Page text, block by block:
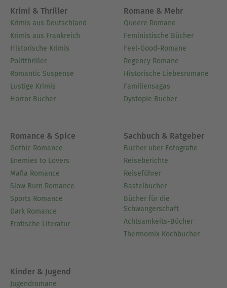
Krimi & Thriller
Krimis aus Deutschland
Krimis aus Frankreich
Historische Krimis
Politthriller
Romantic Suspense
Lustige Krimis
Horror Bücher
Romane & Mehr
Queere Romane
Feministische Bücher
Feel-Good-Romane
Regency Romane
Historische Liebesromane
Familiensagas
Dystopie Bücher
Romance & Spice
Gothic Romance
Enemies to Lovers
Mafia Romance
Slow Burn Romance
Sports Romance
Dark Romance
Erotische Literatur
Sachbuch & Ratgeber
Bücher über Fotografie
Reiseberichte
Reiseführer
Bastelbücher
Bücher für die
Schwangerschaft
Achtsamkeits-Bücher
Thermomix Kochbücher
Kinder & Jugend
Jugendromane